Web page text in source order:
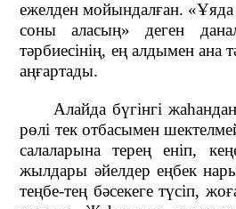
ежелден мойындалған.
соны аласың» деген
тәрбиесінің, ең алдымен ана
аңғартады.
Алайда бүгінгі
рөлі тек отбасымен
салаларына терең еніп,
жылдары әйелдер еңбек
теңбе-тең бәсекеге түсіп,